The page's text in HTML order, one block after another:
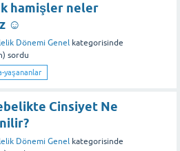
hamişler neler
☺️
Dönemi Genel kategorisinde
sordu
yaşananlar
Cinsiyet Ne
Dönemi Genel kategorisinde